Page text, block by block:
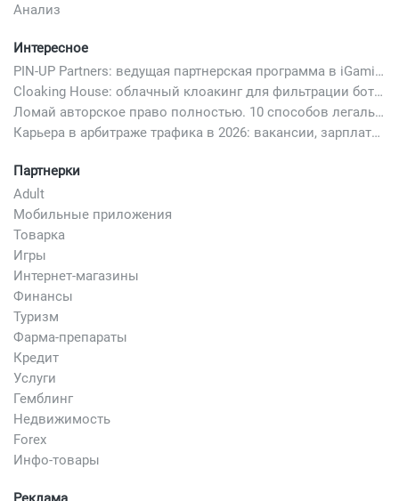
Анализ
Интересное
PIN-UP Partners: ведущая партнерская программа в iGaming
Cloaking House: облачный клоакинг для фильтрации ботов FB и Google Ads — гайд PHP-интеграции 2026
Ломай авторское право полностью. 10 способов легально добавить любимый трек в свой креатив
Карьера в арбитраже трафика в 2026: вакансии, зарплаты и как начать
Партнерки
Adult
Мобильные приложения
Товарка
Игры
Интернет-магазины
Финансы
Туризм
Фарма-препараты
Кредит
Услуги
Гемблинг
Недвижимость
Forex
Инфо-товары